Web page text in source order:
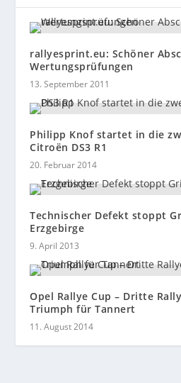
rallyesprint.eu: Schöner
Wertungsprüfungen
13. September 2011
Philipp Knof startet in die
Citroën DS3 R1
20. Februar 2014
Technischer Defekt stoppt
Erzgebirge
9. April 2013
Opel Rallye Cup – Dritte
Triumph für Tannert
11. August 2014